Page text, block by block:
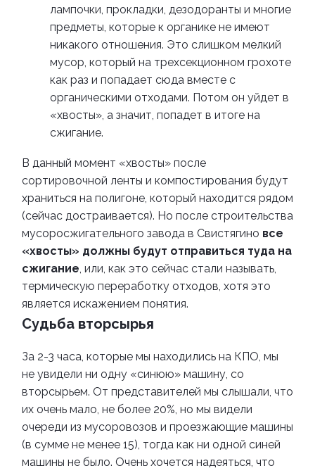
лампочки, прокладки, дезодоранты и многие
предметы, которые к органике не имеют
никакого отношения. Это слишком мелкий
мусор, который на трехсекционном грохоте
как раз и попадает сюда вместе с
органическими отходами. Потом он уйдет в
«хвосты», а значит, попадет в итоге на
сжигание.
В данный момент «хвосты» после
сортировочной ленты и компостирования будут
храниться на полигоне, который находится рядом
(сейчас достраивается). Но после строительства
мусоросжигательного завода в Свистягино все
«хвосты» должны будут отправиться туда на
сжигание, или, как это сейчас стали называть,
термическую переработку отходов, хотя это
является искажением понятия.
Судьба вторсырья
За 2-3 часа, которые мы находились на КПО, мы
не увидели ни одну «синюю» машину, со
вторсырьем. От представителей мы слышали, что
их очень мало, не более 20%, но мы видели
очереди из мусоровозов и проезжающие машины
(в сумме не менее 15), тогда как ни одной синей
машины не было. Очень хочется надеяться, что